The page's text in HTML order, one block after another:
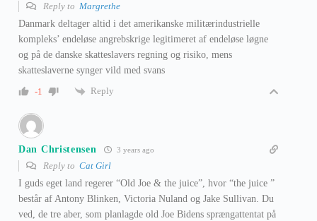
Reply to Margrethe
Danmark deltager altid i det amerikanske militærindustrielle
kompleks’ endeløse angrebskrige legitimeret af endeløse løgne
og på de danske skatteslavers regning og risiko, mens
skatteslaverne synger vild med svans
-1
Reply
Dan Christensen 3 years ago
Reply to Cat Girl
I guds eget land regerer “Old Joe & the juice”, hvor “the juice ”
består af Antony Blinken, Victoria Nuland og Jake Sullivan. Du
ved, de tre aber, som planlagde old Joe Bidens sprængattentat på